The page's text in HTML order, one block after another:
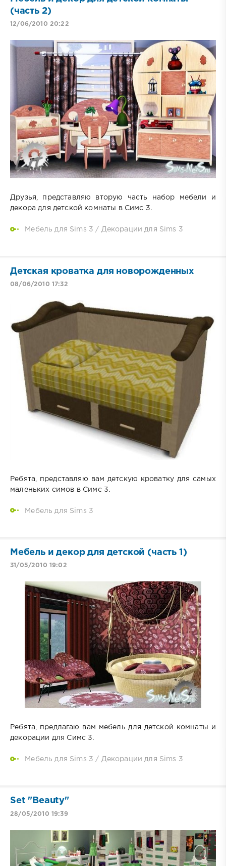
(часть 2)
12/06/2010 20:22
Друзья, представляю вторую часть набор мебели и
декора для детской комнаты в Симс 3.
Мебель для Sims 3 / Декорации для Sims 3
Детская кроватка для новорожденных
08/06/2010 17:32
Ребята, представляю вам детскую кроватку для самых
маленьких симов в Симс 3.
Мебель для Sims 3
Мебель и декор для детской (часть 1)
31/05/2010 19:02
Ребята, предлагаю вам мебель для детской комнаты и
декорации для Симс 3.
Мебель для Sims 3 / Декорации для Sims 3
Set "Beauty"
28/05/2010 19:39